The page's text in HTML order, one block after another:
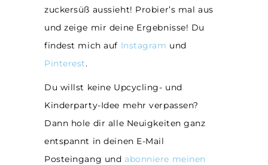
zuckersüß aussieht! Probier’s mal aus
und zeige mir deine Ergebnisse! Du
findest mich auf Instagram und
Pinterest.
Du willst keine Upcycling- und
Kinderparty-Idee mehr verpassen?
Dann hole dir alle Neuigkeiten ganz
entspannt in deinen E-Mail
Posteingang und abonniere meinen